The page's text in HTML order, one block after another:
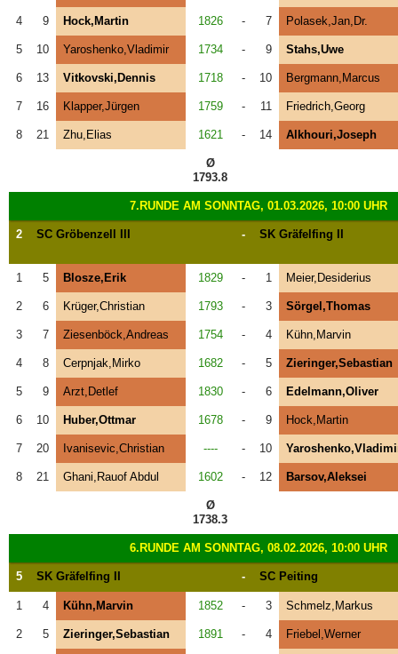
4 9 Hock,Martin 1826 - 7 Polasek,Jan,Dr.
5 10 Yaroshenko,Vladimir 1734 - 9 Stahs,Uwe
6 13 Vitkovski,Dennis 1718 - 10 Bergmann,Marcus
7 16 Klapper,Jürgen 1759 - 11 Friedrich,Georg
8 21 Zhu,Elias 1621 - 14 Alkhouri,Joseph
Ø
1793.8
7.RUNDE AM SONNTAG, 01.03.2026, 10:00 UHR
2 SC Gröbenzell III - SK Gräfelfing II
1 5 Blosze,Erik 1829 - 1 Meier,Desiderius
2 6 Krüger,Christian 1793 - 3 Sörgel,Thomas
3 7 Ziesenböck,Andreas 1754 - 4 Kühn,Marvin
4 8 Cerpnjak,Mirko 1682 - 5 Zieringer,Sebastian
5 9 Arzt,Detlef 1830 - 6 Edelmann,Oliver
6 10 Huber,Ottmar 1678 - 9 Hock,Martin
7 20 Ivanisevic,Christian ---- - 10
8 21 Ghani,Rauof Abdul 1602 - 12 Barsov,Aleksei
Ø
1738.3
6.RUNDE AM SONNTAG, 08.02.2026, 10:00 UHR
5 SK Gräfelfing II - SC Peiting
1 4 Kühn,Marvin 1852 - 3 Schmelz,Markus
2 5 Zieringer,Sebastian 1891 - 4 Friebel,Werner